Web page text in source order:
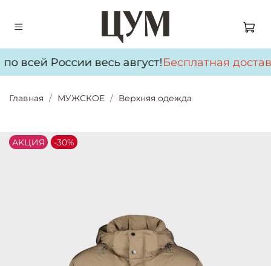
всей России весь август!Бесплатная
Главная МУЖСКОЕ Верхняя одежда
АKЦИЯ -30%